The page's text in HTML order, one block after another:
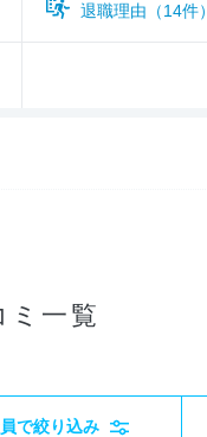
退職理由（14件）
ミ一覧
で絞り込み